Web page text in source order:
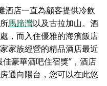
酒店一直為顧客提供冷飲
馬蹄灣以及古拉加山。酒
，而入住優雅的海濱飯店
家族經營的精品酒店最近
豪華酒吧住宿獎”，酒店
通向陽台，您可以在此悠